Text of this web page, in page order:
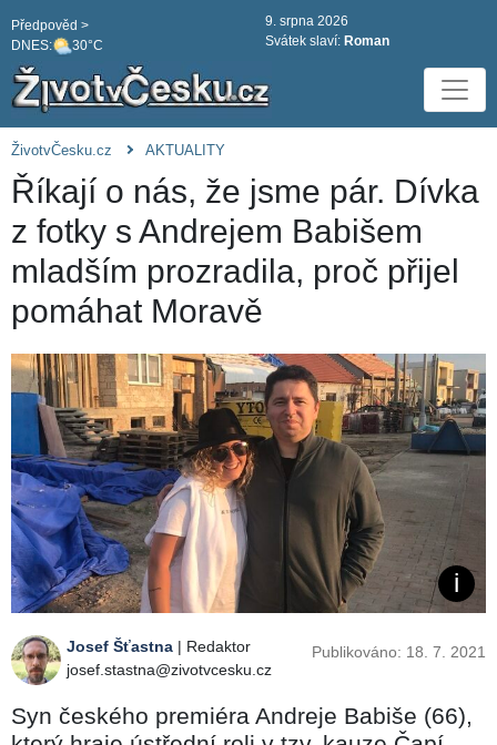
DNES: 30°C
Předpověd >
9. srpna 2026
Svátek slaví: Roman
ŽivotvČesku.cz AKTUALITY
Říkají o nás, že jsme pár. Dívka
z fotky s Andrejem Babišem
mladším prozradila, proč přijel
pomáhat Moravě
Josef Šťastna | Redaktor
josef.stastna@zivotvcesku.cz
Publikováno: 18. 7. 2021
Syn českého premiéra Andreje Babiše (66),